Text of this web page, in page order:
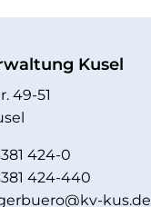
Kusel
49-51
424-0
424-440
kus.de